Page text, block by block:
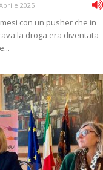
2025
con un pusher che in
la droga era diventata